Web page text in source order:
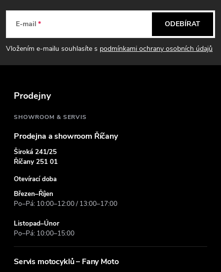
p
E-mail
Vložením e-mailu souhlasíte s podmínkami ochrany osobních údajů
ODEBÍRAT
Prodejny
SHOWROOM & SERVIS
Prodejna a showroom Říčany
Široká 241/25
Říčany 251 01
Otevírací doba
Březen–Říjen
Po–Pá: 10:00–12:00 / 13:00–17:00
Listopad–Únor
Po–Pá: 10:00–15:00
Servis motocyklů – Fany Moto